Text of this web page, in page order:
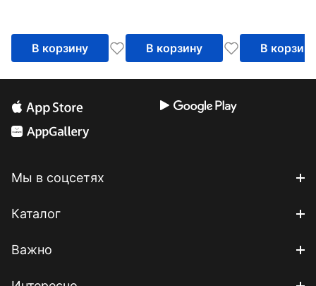
В корзину В корзину В корзину
Мы в соцсетях
Каталог
Важно